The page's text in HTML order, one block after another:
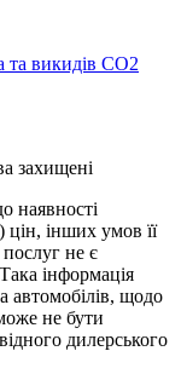
та викидів СО2
захищені
наявності
цін, інших умов її
не є
інформація
автомобілів, щодо
не бути
дилерського